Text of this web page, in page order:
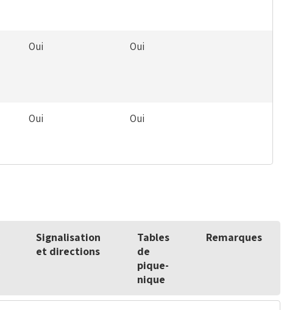
Oui Oui
Oui Oui
Signalisation
et directions
Tables
de
pique-
nique
Remarques